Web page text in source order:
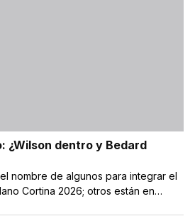
¿Wilson dentro y Bedard
nombre de algunos para integrar el
Cortina 2026; otros están en